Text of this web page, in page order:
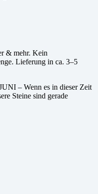
& mehr. Kein
Lieferung in ca. 3–5
– Wenn es in dieser Zeit
Steine sind gerade